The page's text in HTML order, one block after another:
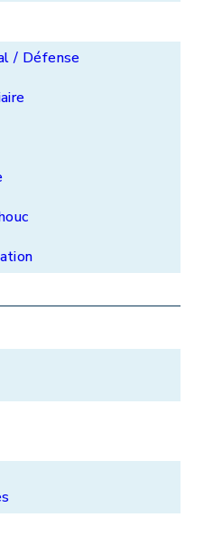
/ Défensede la rotative
la machine ; elle
et est réparée le jour.
et Metrasur
mince de finition d’un
pour plus de
dans la